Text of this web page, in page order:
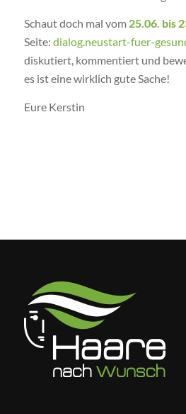
Schaut doch mal vom 25.06. bis
Seite: dialog.neustart-fuer-
diskutiert, kommentiert und
es ist eine wirklich gute Sache!
Eure Kerstin